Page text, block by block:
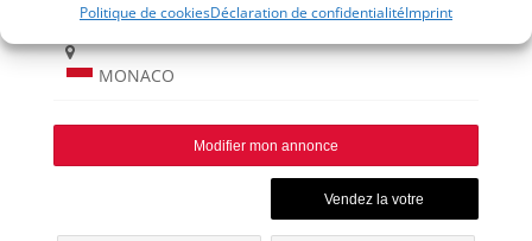
Politique de cookiesDéclaration de confidentialitéImprint
2021
MONACO
Modifier mon annonce